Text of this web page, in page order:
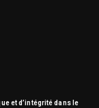
et d’intégrité dans le